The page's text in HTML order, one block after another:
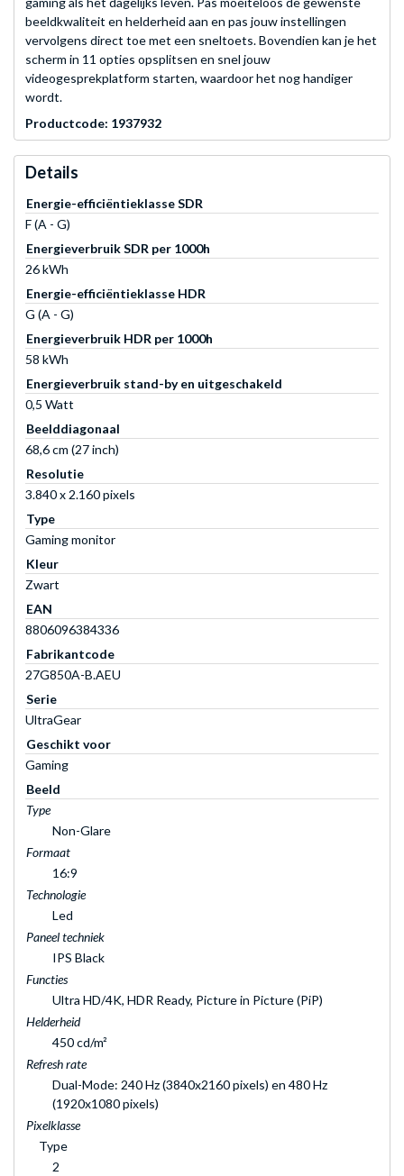
beeldkwaliteit en helderheid aan en pas jouw instellingen
vervolgens direct toe met een sneltoets. Bovendien kan je het
scherm in 11 opties opsplitsen en snel jouw
videogesprekplatform starten, waardoor het nog handiger
wordt.
Productcode: 1937932
Details
Energie-efficiëntieklasse SDR
F (A - G)
Energieverbruik SDR per 1000h
26 kWh
Energie-efficiëntieklasse HDR
G (A - G)
Energieverbruik HDR per 1000h
58 kWh
Energieverbruik stand-by en uitgeschakeld
0,5 Watt
Beelddiagonaal
68,6 cm (27 inch)
Resolutie
3.840 x 2.160 pixels
Type
Gaming monitor
Kleur
Zwart
EAN
8806096384336
Fabrikantcode
27G850A-B.AEU
Serie
UltraGear
Geschikt voor
Gaming
Beeld
Type
Non-Glare
Formaat
16:9
Technologie
Led
Paneel techniek
IPS Black
Functies
Ultra HD/4K, HDR Ready, Picture in Picture (PiP)
Helderheid
450 cd/m²
Refresh rate
Dual-Mode: 240 Hz (3840x2160 pixels) en 480 Hz
(1920x1080 pixels)
Pixelklasse
Type
2